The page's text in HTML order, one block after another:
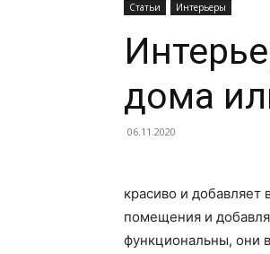
строительства
и
ремонта
Статьи Интерьеры
дома
06.11.2020
красиво и
помещения и
функциональны, они